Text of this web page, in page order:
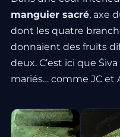
manguier sacré, axe
dont les quatre
donnaient des fruits
deux. C’est ici que
mariés… comme JC et